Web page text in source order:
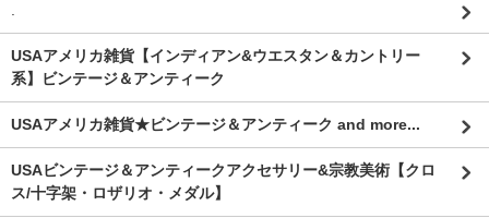
.
USAアメリカ雑貨【インディアン&ウエスタン＆カントリー
系】ビンテージ＆アンティーク
USAアメリカ雑貨★ビンテージ＆アンティーク and more...
USAビンテージ＆アンティークアクセサリー&宗教美術【クロ
ス/十字架・ロザリオ・メダル】